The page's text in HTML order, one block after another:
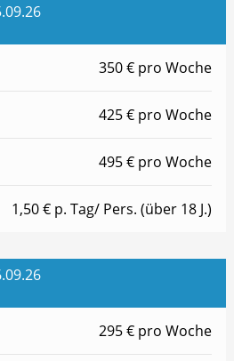
350 € pro Woche
425 € pro Woche
495 € pro Woche
1,50 € p. Tag/ Pers. (über 18 J.)
295 € pro Woche